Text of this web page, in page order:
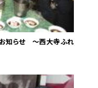
知らせ 〜西大寺ふれ